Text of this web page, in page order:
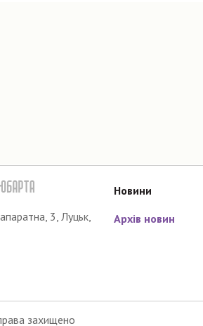
3, Луцьк,
Новини
Архів новин
захищено